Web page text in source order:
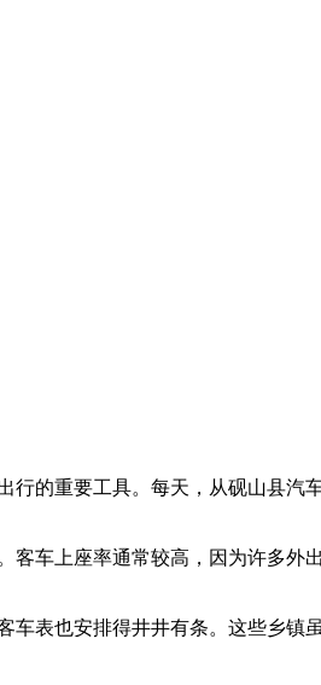
的重要工具。每天，从砚山县
客车上座率通常较高，因为许多
车表也安排得井井有条。这些乡